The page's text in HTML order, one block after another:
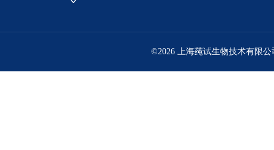
©2026 上海莼试生物技术有限